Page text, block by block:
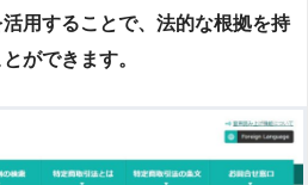
用することで、法的な根拠を持
ができます。